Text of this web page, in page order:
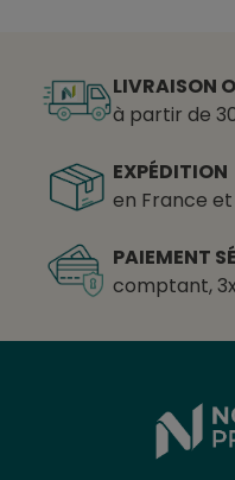
LIVRAISON
à partir de
EXPÉDITION
en France
PAIEMENT
comptant,